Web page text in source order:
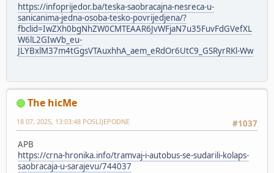
https://infoprijedor.ba/teska-saobracajna-nesreca-u-
sanicanima-jedna-osoba-tesko-povrijedjena/?
fbclid=IwZXh0bgNhZW0CMTEAAR6JvWFjaN7u35FuvFdGVefXL
W6lL2GIwVb_eu-
JLYBxlM37m4tGgsVTAuxhhA_aem_eRdOr6UtC9_GSRyrRKl-Ww
The hicMe
#1037
18 07, 2025, 13:03:48 POSLIJEPODNE
APB
https://crna-hronika.info/tramvaj-i-autobus-se-sudarili-kolaps-
saobracaja-u-sarajevu/744037